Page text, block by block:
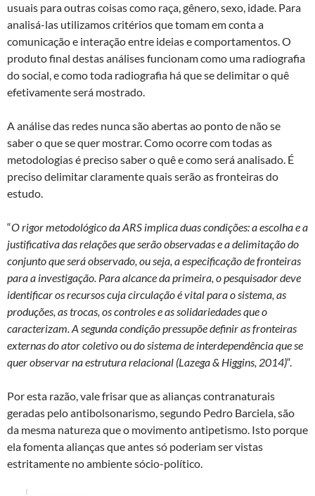
usuais para outras coisas como raça, gênero, sexo, idade. Para
analisá-las utilizamos critérios que tomam em conta a
comunicação e interação entre ideias e comportamentos. O
produto final destas análises funcionam como uma radiografia
do social, e como toda radiografia há que se delimitar o quê
efetivamente será mostrado.
A análise das redes nunca são abertas ao ponto de não se
saber o que se quer mostrar. Como ocorre com todas as
metodologias é preciso saber o quê e como será analisado. É
preciso delimitar claramente quais serão as fronteiras do
estudo.
“O rigor metodológico da ARS implica duas condições: a escolha e a
justificativa das relações que serão observadas e a delimitação do
conjunto que será observado, ou seja, a especificação de fronteiras
para a investigação. Para alcance da primeira, o pesquisador deve
identificar os recursos cuja circulação é vital para o sistema, as
produções, as trocas, os controles e as solidariedades que o
caracterizam. A segunda condição pressupõe definir as fronteiras
externas do ator coletivo ou do sistema de interdependência que se
quer observar na estrutura relacional (Lazega & Higgins, 2014)“.
Por esta razão, vale frisar que as alianças contranaturais
geradas pelo antibolsonarismo, segundo Pedro Barciela, são
da mesma natureza que o movimento antipetismo. Isto porque
ela fomenta alianças que antes só poderiam ser vistas
estritamente no ambiente sócio-político.